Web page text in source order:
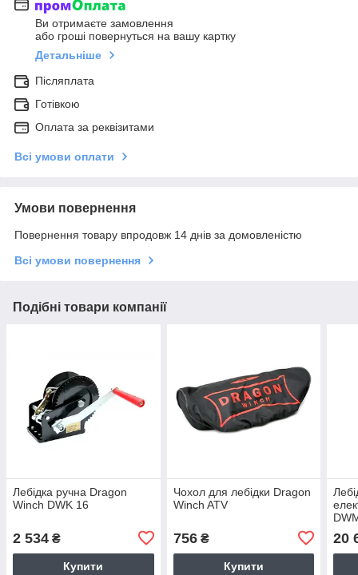
Ви отримаєте замовлення
або гроші повернуться на вашу картку
Детальніше
Післяплата
Готівкою
Оплата за реквізитами
Всі умови оплати
Умови повернення
Повернення товару впродовж 14 днів за домовленістю
Всі умови повернення
Подібні товари компанії
Лебідка ручна Dragon
Winch DWK 16
2 534 ₴
Купити
Чохол для лебідки Dragon
Winch ATV
756₴
Купити
20